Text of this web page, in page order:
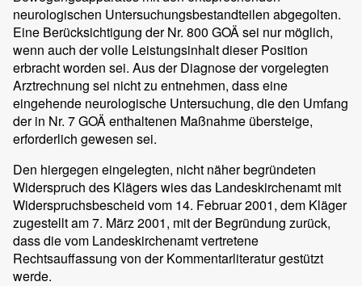
neurologischen Untersuchungsbestandteilen abgegolten.
Eine Berücksichtigung der Nr. 800 GOÄ sei nur möglich,
wenn auch der volle Leistungsinhalt dieser Position
erbracht worden sei. Aus der Diagnose der vorgelegten
Arztrechnung sei nicht zu entnehmen, dass eine
eingehende neurologische Untersuchung, die den Umfang
der in Nr. 7 GOÄ enthaltenen Maßnahme übersteige,
erforderlich gewesen sei.
Den hiergegen eingelegten, nicht näher begründeten
Widerspruch des Klägers wies das Landeskirchenamt mit
Widerspruchsbescheid vom 14. Februar 2001, dem Kläger
zugestellt am 7. März 2001, mit der Begründung zurück,
dass die vom Landeskirchenamt vertretene
Rechtsauffassung von der Kommentarliteratur gestützt
werde.